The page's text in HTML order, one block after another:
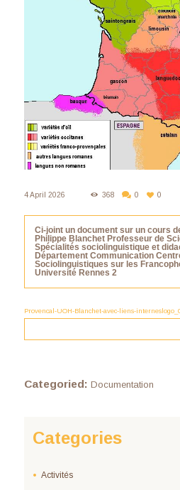
4 April 2026 368 0 0
Ci-joint un document sur un cours
Philippe BlanchetProfesseur de
Spécialités sociolinguistique et
Département Communication
Sociolinguistiques sur les
Université Rennes 2
Provencal-UOH-Blanchet-avec-liens-
Categoried: Documentation
Categories
Activités